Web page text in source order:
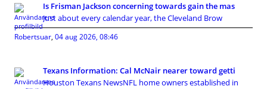
Is Frisman Jackson concerning towards gain the mas
Just about every calendar year, the Cleveland Brow
Robertsuar, 04 aug 2026, 08:46
Texans Information: Cal McNair nearer toward getti
Houston Texans NewsNFL home owners established in